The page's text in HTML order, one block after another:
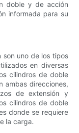
doble y de acción
informada para su
son uno de los tipos
en diversas
cilindros de doble
ambas direcciones,
de extensión y
cilindros de doble
donde se requiere
la carga.